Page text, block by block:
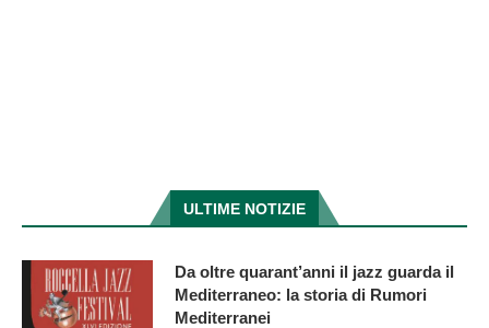
ULTIME NOTIZIE
Da oltre quarant’anni il jazz guarda il
Mediterraneo: la storia di Rumori
Mediterranei